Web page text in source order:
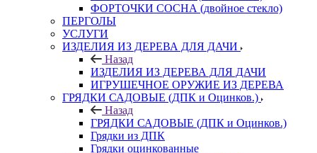
ФОРТОЧКИ СОСНА (двойное стекло)
ПЕРГОЛЫ
УСЛУГИ
ИЗДЕЛИЯ ИЗ ДЕРЕВА ДЛЯ ДАЧИ
Назад
ИЗДЕЛИЯ ИЗ ДЕРЕВА ДЛЯ ДАЧИ
ИГРУШЕЧНОЕ ОРУЖИЕ ИЗ ДЕРЕВА
ГРЯДКИ САДОВЫЕ (ДПК и Оцинков.)
Назад
ГРЯДКИ САДОВЫЕ (ДПК и Оцинков.)
Грядки из ДПК
Грядки оцинкованные